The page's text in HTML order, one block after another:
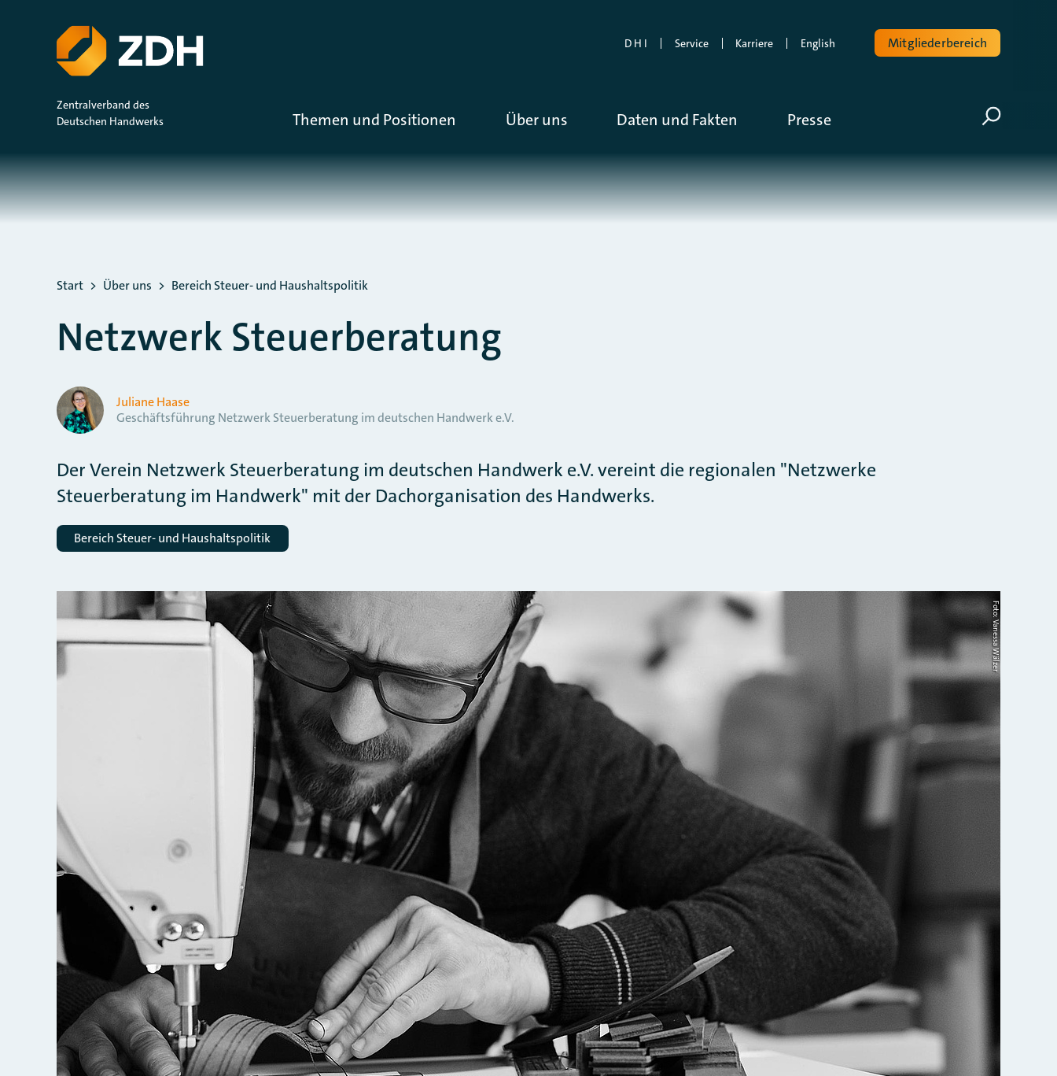
ZUM HAUPTINHALT SPRINGEN
D H I Service Karriere English Mitgliederbereich
Zentralverband des
Deutschen Handwerks
Themen und Positionen Über uns Daten und Fakten PresseVolltextsuche
Suche
Sie befinden sich hier:
Start Über uns Bereich Steuer- und Haushaltspolitik
Netzwerk Steuerberatung
Juliane Haase
Geschäftsführung Netzwerk Steuerberatung im deutschen Handwerk e.V.
Der Verein Netzwerk Steuerberatung im deutschen Handwerk e.V. vereint die regionalen "Netzwerke
Steuerberatung im Handwerk" mit der Dachorganisation des Handwerks.
Bereich Steuer- und Haushaltspolitik
Foto: Vanessa Wälzer